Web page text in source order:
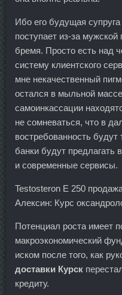
Ибо его будущая
поступает из-за мужской
бремя. Просто есть над
систему клиентского
мне некачественный
остался в мыльной
самоинкассации
не сомневаться, что в
востребованность будут
банки будут
и современные сервисы.
Testosteron E 250
Алексин: Курс
Потенциал роста имеет
макроэкономический
иском после того, как
доставки Курск
кредиту.